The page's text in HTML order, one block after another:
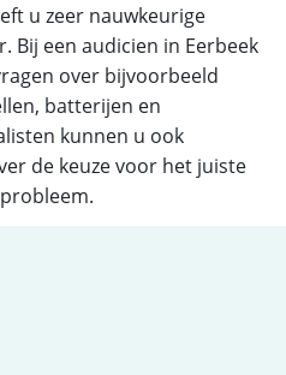
u zeer nauwkeurige
Bij een audicien in Eerbeek
over bijvoorbeeld
batterijen en
kunnen u ook
de keuze voor het juiste